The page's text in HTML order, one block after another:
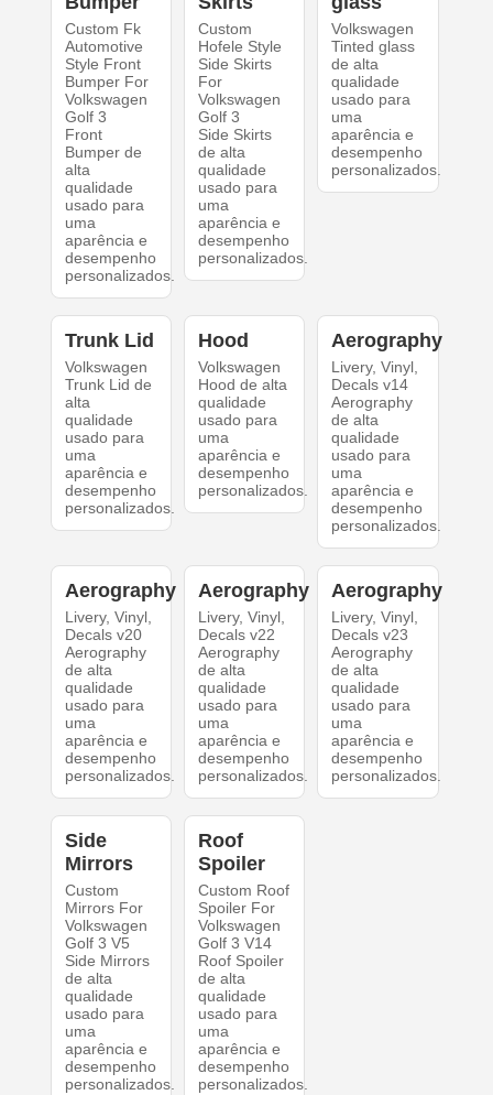
Custom Fk
Automotive
Style Front
Bumper For
Volkswagen
Golf 3
Front
Bumper de
alta
qualidade
usado para
uma
aparência e
desempenho
personalizados.
Custom
Hofele Style
Side Skirts
For
Volkswagen
Golf 3
Side Skirts
de alta
qualidade
usado para
uma
aparência e
desempenho
personalizados.
Volkswagen
Tinted glass
de alta
qualidade
usado para
uma
aparência e
desempenho
personalizados.
Trunk Lid
Volkswagen
Trunk Lid de
alta
qualidade
usado para
uma
aparência e
desempenho
personalizados.
Hood
Volkswagen
Hood de alta
qualidade
usado para
uma
aparência e
desempenho
personalizados.
Aerography
Livery, Vinyl,
Decals v14
Aerography
de alta
qualidade
usado para
uma
aparência e
desempenho
personalizados.
Aerography
Livery, Vinyl,
Decals v20
Aerography
de alta
qualidade
usado para
uma
aparência e
desempenho
personalizados.
Aerography
Livery, Vinyl,
Decals v22
Aerography
de alta
qualidade
usado para
uma
aparência e
desempenho
personalizados.
Aerography
Livery, Vinyl,
Decals v23
Aerography
de alta
qualidade
usado para
uma
aparência e
desempenho
personalizados.
Side
Mirrors
Custom
Mirrors For
Volkswagen
Golf 3 V5
Side Mirrors
de alta
qualidade
usado para
uma
aparência e
desempenho
personalizados.
Roof
Spoiler
Custom Roof
Spoiler For
Volkswagen
Golf 3 V14
Roof Spoiler
de alta
qualidade
usado para
uma
aparência e
desempenho
personalizados.